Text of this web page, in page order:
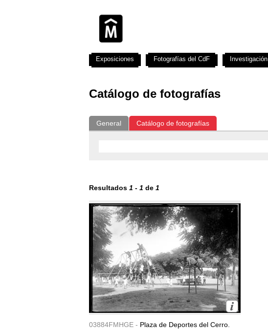
Catálogo de fotografías
General Catálogo de fotografías
Resultados 1 - 1 de 1
03884FMHGE - Plaza de Deportes del Cerro.
Exposiciones Fotografías del CdF Investigación